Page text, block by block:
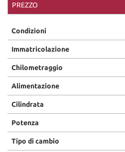
PREZZO
Condizioni
Immatricolazione
Chilometraggio
Alimentazione
Cilindrata
Potenza
Tipo di cambio